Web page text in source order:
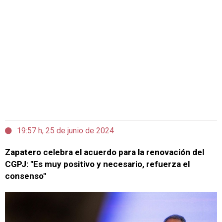
19:57 h, 25 de junio de 2024
Zapatero celebra el acuerdo para la renovación del
CGPJ: "Es muy positivo y necesario, refuerza el
consenso"